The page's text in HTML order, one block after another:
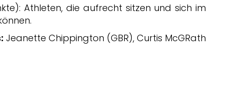
Athleten, die aufrecht sitzen und sich im
Jeanette Chippington (GBR), Curtis McGRath